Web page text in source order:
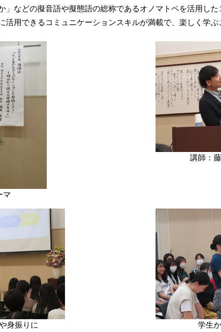
」などの擬音語や擬態語の総称であるオノマトペを活用し
活用できるコミュニケーションスキルが満載で、楽しく学ぶ
マ
講師：
身振りに
学生